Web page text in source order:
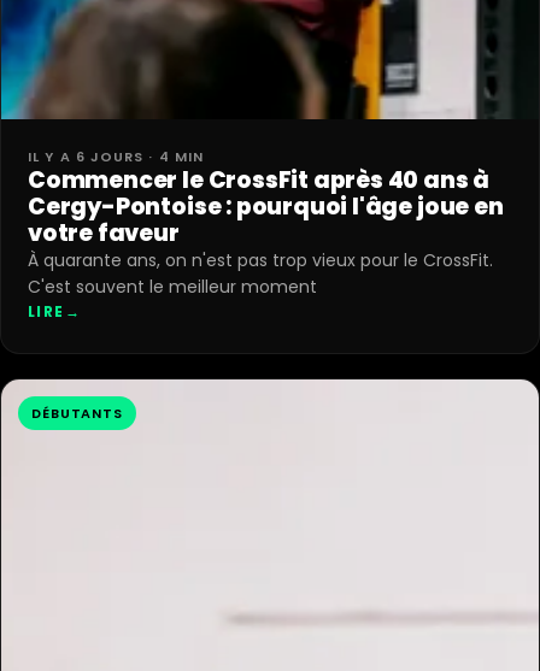
IL Y A 6 JOURS · 4 MIN
Commencer le CrossFit après 40 ans à
Cergy-Pontoise : pourquoi l'âge joue en
votre faveur
À quarante ans, on n'est pas trop vieux pour le CrossFit.
C'est souvent le meilleur moment
LIRE →
DÉBUTANTS